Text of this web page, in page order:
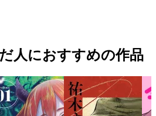
人におすすめの作品